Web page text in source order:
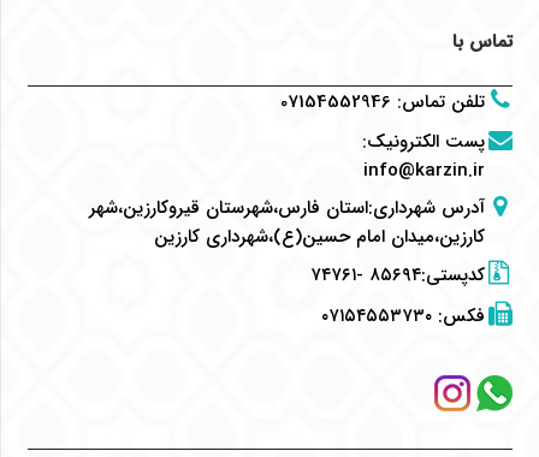
تماس با
تلفن تماس:
07154552946
پست الکترونیک:
info@karzin.ir
آدرس شهرداری:استان فارس،شهرستان قیروکارزین،شهر
کارزین،میدان امام حسین(ع)،شهرداری کارزین
کدپستی:۸۵۶۹۴ -۷۴۷۶۱
فکس:۰۷۱۵۴۵۵۳۷۳۰